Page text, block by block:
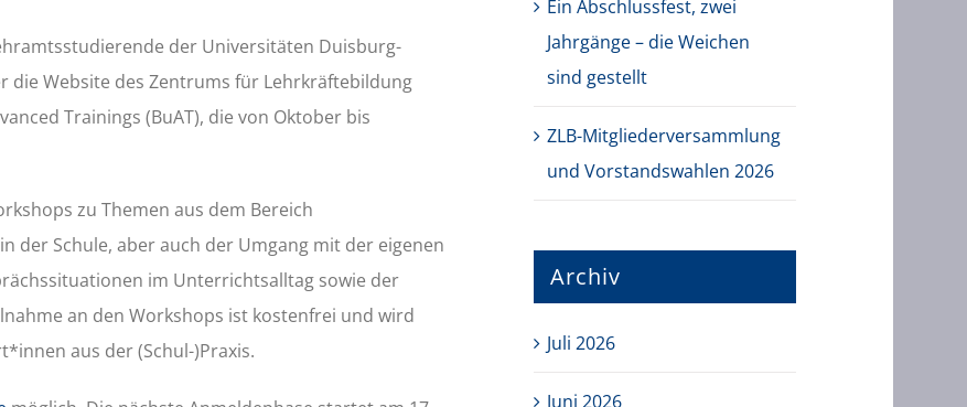
der Universitäten Duisburg-
die Website des Zentrums für Lehrkräftebildung
Trainings (BuAT), die von Oktober bis
zu Themen aus dem Bereich
der Schule, aber auch der Umgang mit der eigenen
im Unterrichtsalltag sowie der
an den Workshops ist kostenfrei und wird
aus der (Schul-)Praxis.
Ein Abschlussfest, zwei
Jahrgänge – die Weichen
sind gestellt
ZLB-Mitgliederversammlung
und Vorstandswahlen 2026
Archiv
Juli 2026
Juni 2026